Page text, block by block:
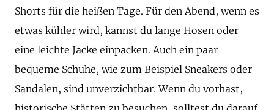
Shorts für die heißen Tage. Für den Abend, wenn es
etwas kühler wird, kannst du lange Hosen oder
eine leichte Jacke einpacken. Auch ein paar
bequeme Schuhe, wie zum Beispiel Sneakers oder
Sandalen, sind unverzichtbar. Wenn du vorhast,